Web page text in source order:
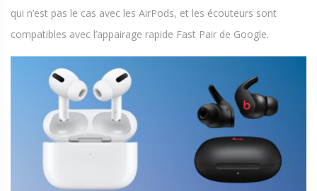
qui n’est pas le cas avec les AirPods, et les écouteurs sont
compatibles avec l’appairage rapide Fast Pair de Google.